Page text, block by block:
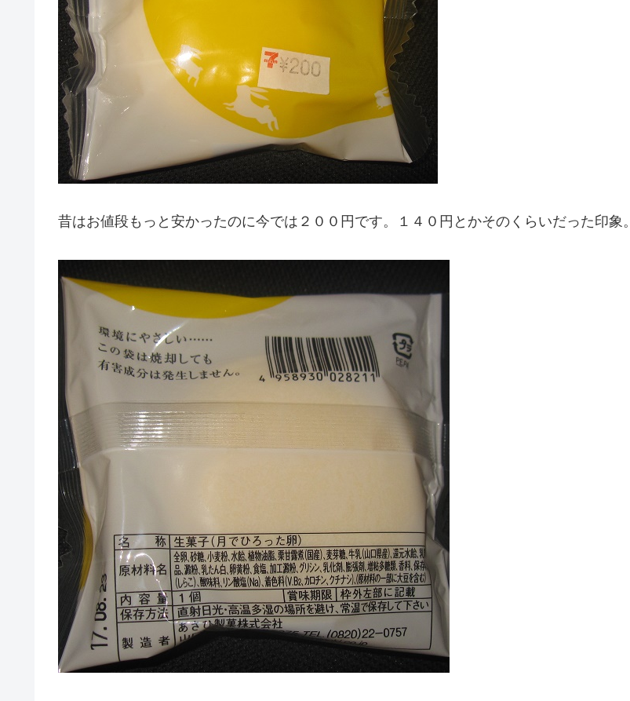
昔はお値段もっと安かったのに今では２００円です。１４０円とかそのくらいだった印象。